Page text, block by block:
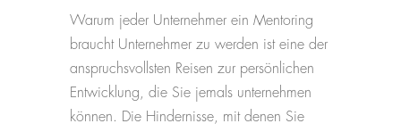
Warum jeder Unternehmer ein Mentoring
braucht Unternehmer zu werden ist eine der
anspruchsvollsten Reisen zur persönlichen
Entwicklung, die Sie jemals unternehmen
können. Die Hindernisse, mit denen Sie